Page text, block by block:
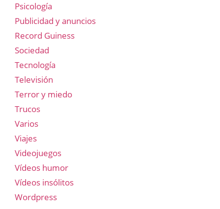
Psicología
Publicidad y anuncios
Record Guiness
Sociedad
Tecnología
Televisión
Terror y miedo
Trucos
Varios
Viajes
Videojuegos
Vídeos humor
Vídeos insólitos
Wordpress